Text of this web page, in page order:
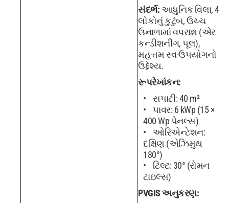
સંદર્ભ: આધુનિક વિલા, 4
લોકોનું કુટુંબ, ઉચ્ચ
ઉનાળામાં વપરાશ (એર
કન્ડીશનીંગ, પૂલ),
મહત્તમ સ્વ-ઉપયોગનો
ઉદ્દેશ્ય.
રૂપરેખાંકન:
સપાટી: 40 m²
પાવર: 6 kWp (15 ×
400 Wp પેનલ્સ)
ઓરિએન્ટેશન:
દક્ષિણ (એઝિમુથ
180°)
ટિલ્ટ: 30° (રોમન
ટાઇલ્સ)
PVGIS અનુકરણ: